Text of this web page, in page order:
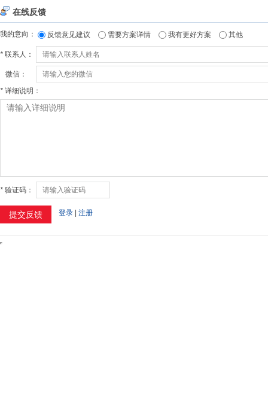
在线反馈
我的意向： 反馈意见建议 需要方案详情 我有更好方案 其他
* 联系人：
微信：
* 详细说明：
* 验证码：
登录 | 注册